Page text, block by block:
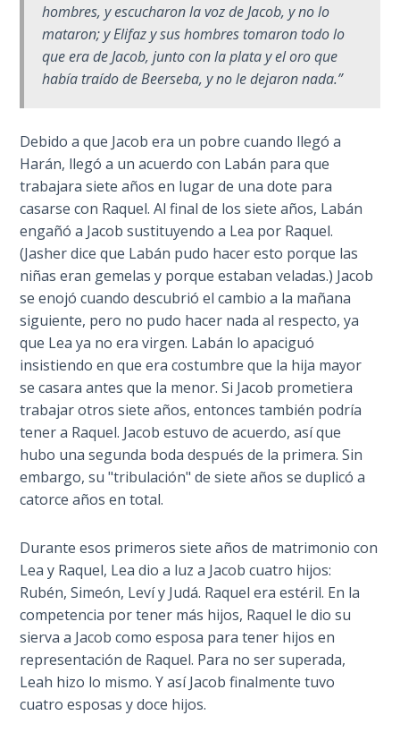
Haggai:
Prophet
of the
Greater
Malachi:
God's
Messenger
Dr. Luke:
Healing
the
Breaches
- Book 1
Dr. Luke:
Healing
the
Breaches
- Book 2
Dr. Luke:
Healing
Breaches
- Book 3
Dr. Luke:
Healing
the
Breaches
- Book 4
hombres, y escucharon la voz de Jacob, y no lo
mataron; y Elifaz y sus hombres tomaron todo lo
que era de Jacob, junto con la plata y el oro que
había traído de Beerseba, y no le dejaron nada.”
Debido a que Jacob era un pobre cuando llegó a
Harán, llegó a un acuerdo con Labán para que
trabajara siete años en lugar de una dote para
casarse con Raquel. Al final de los siete años, Labán
engañó a Jacob sustituyendo a Lea por Raquel.
(Jasher dice que Labán pudo hacer esto porque las
niñas eran gemelas y porque estaban veladas.) Jacob
se enojó cuando descubrió el cambio a la mañana
siguiente, pero no pudo hacer nada al respecto, ya
que Lea ya no era virgen. Labán lo apaciguó
insistiendo en que era costumbre que la hija mayor
se casara antes que la menor. Si Jacob prometiera
trabajar otros siete años, entonces también podría
tener a Raquel. Jacob estuvo de acuerdo, así que
hubo una segunda boda después de la primera. Sin
embargo, su "tribulación" de siete años se duplicó a
catorce años en total.
Durante esos primeros siete años de matrimonio con
Lea y Raquel, Lea dio a luz a Jacob cuatro hijos:
Rubén, Simeón, Leví y Judá. Raquel era estéril. En la
competencia por tener más hijos, Raquel le dio su
sierva a Jacob como esposa para tener hijos en
representación de Raquel. Para no ser superada,
Leah hizo lo mismo. Y así Jacob finalmente tuvo
cuatro esposas y doce hijos.